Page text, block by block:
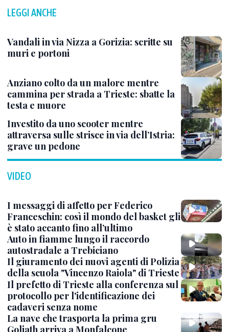
LEGGI ANCHE
Vandali in via Nizza a Gorizia: scritte su
muri e portoni
Anziano colto da un malore mentre
cammina per strada a Trieste: sbatte la
testa e muore
Investito da uno scooter mentre
attraversa sulle strisce in via dell’Istria:
grave un pedone
VIDEO
I messaggi di affetto per Federico
Franceschin: così il mondo del basket gli
è stato accanto fino all’ultimo
Auto in fiamme lungo il raccordo
autostradale a Trebiciano
Il giuramento dei nuovi agenti di Polizia
della scuola "Vincenzo Raiola" di Trieste
Il prefetto di Trieste alla conferenza sul
protocollo per l'identificazione dei
cadaveri senza nome
La nave che trasporta la prima gru
Goliath arriva a Monfalcone